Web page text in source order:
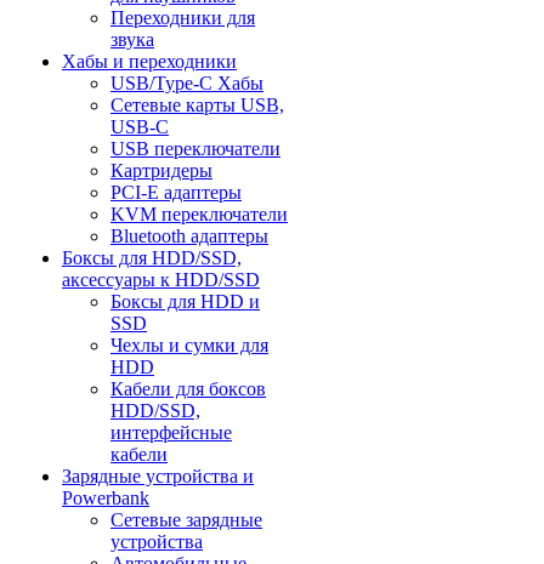
Переходники для
звука
Хабы и переходники
USB/Type-C Хабы
Сетевые карты USB,
USB-C
USB переключатели
Картридеры
PCI-E адаптеры
KVM переключатели
Bluetooth адаптеры
Боксы для HDD/SSD,
аксессуары к HDD/SSD
Боксы для HDD и
SSD
Чехлы и сумки для
HDD
Кабели для боксов
HDD/SSD,
интерфейсные
кабели
Зарядные устройства и
Powerbank
Сетевые зарядные
устройства